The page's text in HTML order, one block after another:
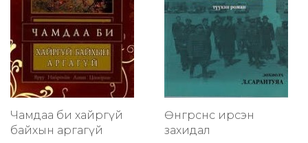
Чамдаа би хайргүй
байхын аргагүй
Өнгөрснөөс ирсэн
захидал